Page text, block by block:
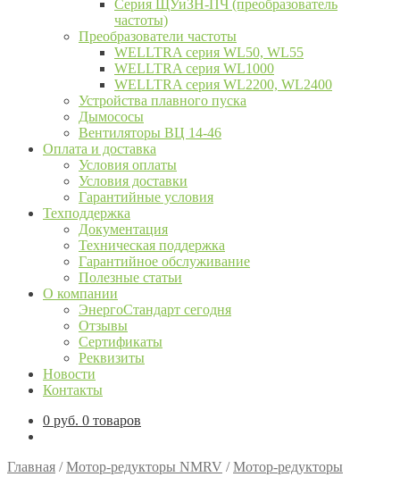
Серия ЩУиЗН-ПЧ (преобразователь
частоты)
Преобразователи частоты
WELLTRA cерия WL50, WL55
WELLTRA cерия WL1000
WELLTRA серия WL2200, WL2400
Устройства плавного пуска
Дымососы
Вентиляторы ВЦ 14-46
Оплата и доставка
Условия оплаты
Условия доставки
Гарантийные условия
Техподдержка
Документация
Техническая поддержка
Гарантийное обслуживание
Полезные статьи
О компании
ЭнергоСтандарт сегодня
Отзывы
Сертификаты
Реквизиты
Новости
Контакты
0 руб. 0 товаров
Главная /Мотор-редукторы NMRV /Мотор-редукторы